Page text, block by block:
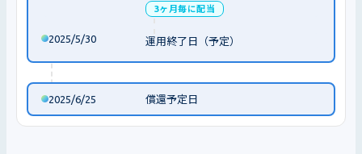
3ヶ月毎に配当
2025/5/30 運用終了日（予定）
2025/6/25 償還予定日